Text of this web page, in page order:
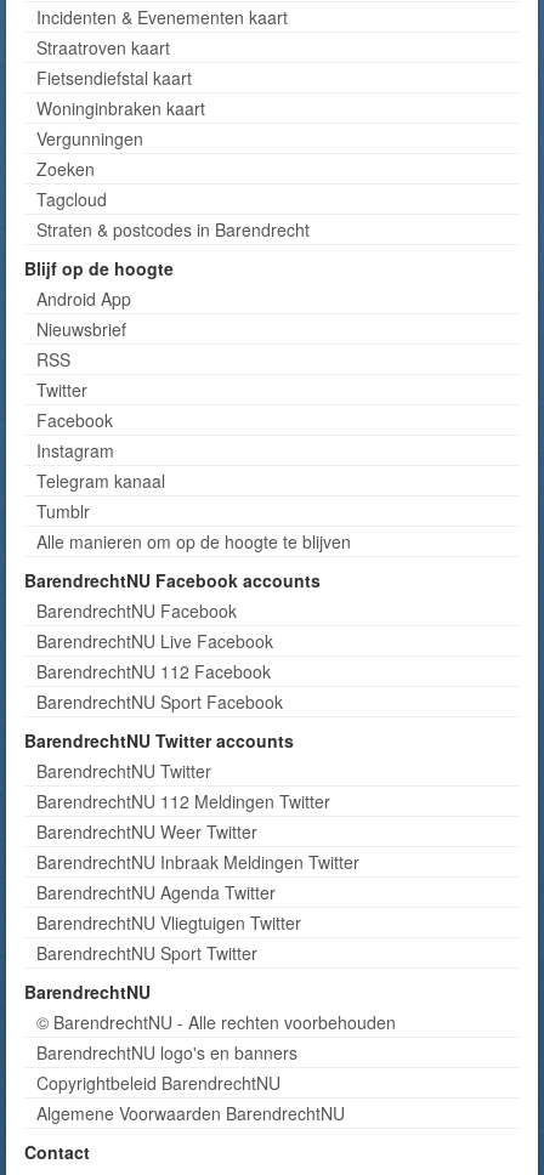
Incidenten & Evenementen kaart
Straatroven kaart
Fietsendiefstal kaart
Woninginbraken kaart
Vergunningen
Zoeken
Tagcloud
Straten & postcodes in Barendrecht
Blijf op de hoogte
Android App
Nieuwsbrief
RSS
Twitter
Facebook
Instagram
Telegram kanaal
Tumblr
Alle manieren om op de hoogte te blijven
BarendrechtNU Facebook accounts
BarendrechtNU Facebook
BarendrechtNU Live Facebook
BarendrechtNU 112 Facebook
BarendrechtNU Sport Facebook
BarendrechtNU Twitter accounts
BarendrechtNU Twitter
BarendrechtNU 112 Meldingen Twitter
BarendrechtNU Weer Twitter
BarendrechtNU Inbraak Meldingen Twitter
BarendrechtNU Agenda Twitter
BarendrechtNU Vliegtuigen Twitter
BarendrechtNU Sport Twitter
BarendrechtNU
© BarendrechtNU - Alle rechten voorbehouden
BarendrechtNU logo's en banners
Copyrightbeleid BarendrechtNU
Algemene Voorwaarden BarendrechtNU
Contact